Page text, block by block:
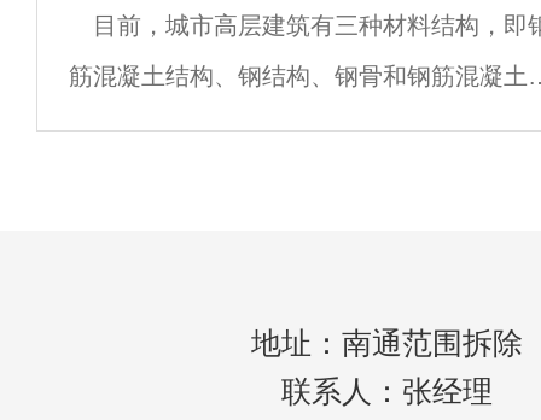
们不仅需要符合相应的资质，还需要接受安
教育和培训。接下来，我们将详细分析南京
程
目前，城市高层建筑有三种材料结构，即
筋混凝土结构、钢结构、钢骨和钢筋混凝土
构。南京拆除由于结构类型不同，拆除方法
地址：南通范围拆除
联系人：张经理